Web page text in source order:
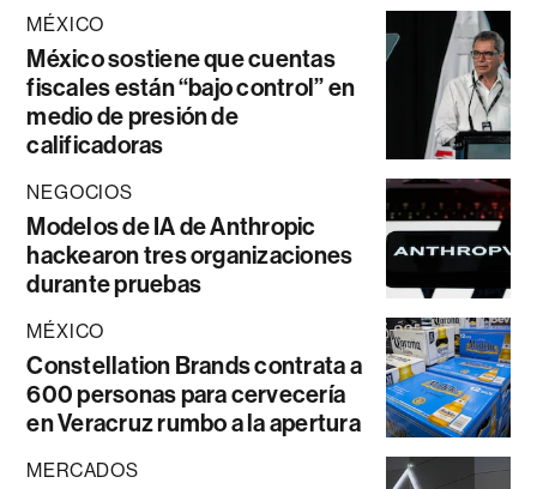
MÉXICO
México sostiene que cuentas
fiscales están “bajo control” en
medio de presión de
calificadoras
NEGOCIOS
Modelos de IA de Anthropic
hackearon tres organizaciones
durante pruebas
MÉXICO
Constellation Brands contrata a
600 personas para cervecería
en Veracruz rumbo a la apertura
MERCADOS